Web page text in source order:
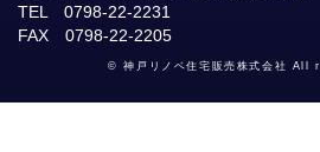
TEL 0798-22-2231
FAX 0798-22-2205
© 神戸リノベ住宅販売株式会社